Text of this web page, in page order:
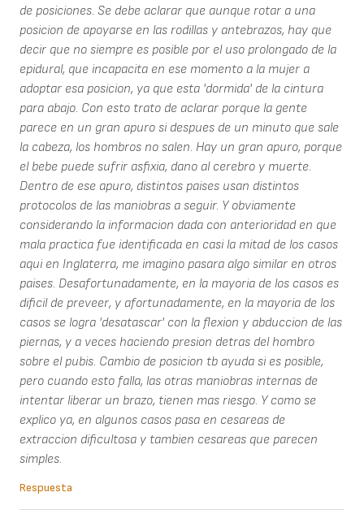
de posiciones. Se debe aclarar que aunque rotar a una
posicion de apoyarse en las rodillas y antebrazos, hay que
decir que no siempre es posible por el uso prolongado de la
epidural, que incapacita en ese momento a la mujer a
adoptar esa posicion, ya que esta 'dormida' de la cintura
para abajo. Con esto trato de aclarar porque la gente
parece en un gran apuro si despues de un minuto que sale
la cabeza, los hombros no salen. Hay un gran apuro, porque
el bebe puede sufrir asfixia, dano al cerebro y muerte.
Dentro de ese apuro, distintos paises usan distintos
protocolos de las maniobras a seguir. Y obviamente
considerando la informacion dada con anterioridad en que
mala practica fue identificada en casi la mitad de los casos
aqui en Inglaterra, me imagino pasara algo similar en otros
paises. Desafortunadamente, en la mayoria de los casos es
dificil de preveer, y afortunadamente, en la mayoria de los
casos se logra 'desatascar' con la flexion y abduccion de las
piernas, y a veces haciendo presion detras del hombro
sobre el pubis. Cambio de posicion tb ayuda si es posible,
pero cuando esto falla, las otras maniobras internas de
intentar liberar un brazo, tienen mas riesgo. Y como se
explico ya, en algunos casos pasa en cesareas de
extraccion dificultosa y tambien cesareas que parecen
simples.
Respuesta